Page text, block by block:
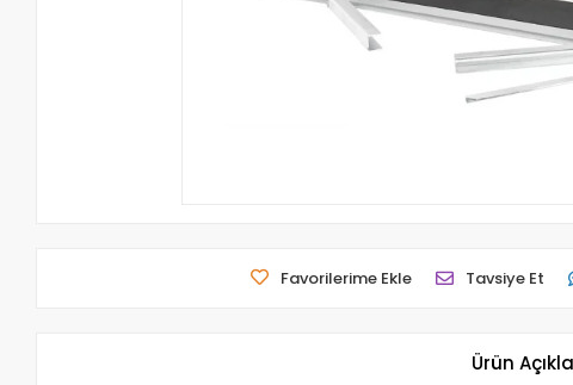
Favorilerime Ekle Tavsiye Et
Ürün